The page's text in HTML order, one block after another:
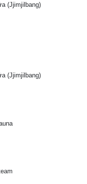
(Jjimjilbang)
(Jjimjilbang)